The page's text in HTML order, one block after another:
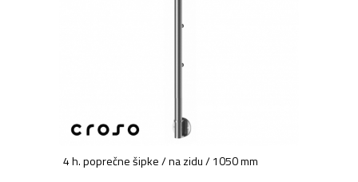
4 h. poprečne šipke / na zidu / 1050 mm